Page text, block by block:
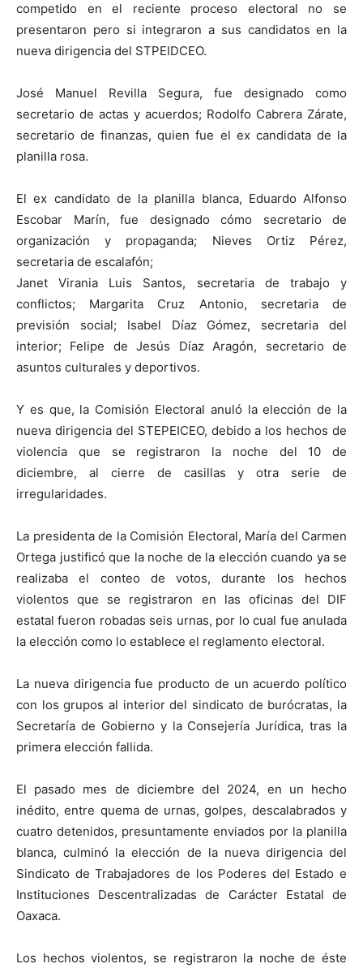
competido en el reciente proceso electoral no se
presentaron pero si integraron a sus candidatos en la
nueva dirigencia del STPEIDCEO.
José Manuel Revilla Segura, fue designado como
secretario de actas y acuerdos; Rodolfo Cabrera Zárate,
secretario de finanzas, quien fue el ex candidata de la
planilla rosa.
El ex candidato de la planilla blanca, Eduardo Alfonso
Escobar Marín, fue designado cómo secretario de
organización y propaganda; Nieves Ortiz Pérez,
secretaria de escalafón;
Janet Virania Luis Santos, secretaria de trabajo y
conflictos; Margarita Cruz Antonio, secretaria de
previsión social; Isabel Díaz Gómez, secretaria del
interior; Felipe de Jesús Díaz Aragón, secretario de
asuntos culturales y deportivos.
Y es que, la Comisión Electoral anuló la elección de la
nueva dirigencia del STEPEICEO, debido a los hechos de
violencia que se registraron la noche del 10 de
diciembre, al cierre de casillas y otra serie de
irregularidades.
La presidenta de la Comisión Electoral, María del Carmen
Ortega justificó que la noche de la elección cuando ya se
realizaba el conteo de votos, durante los hechos
violentos que se registraron en las oficinas del DIF
estatal fueron robadas seis urnas, por lo cual fue anulada
la elección como lo establece el reglamento electoral.
La nueva dirigencia fue producto de un acuerdo político
con los grupos al interior del sindicato de burócratas, la
Secretaría de Gobierno y la Consejería Jurídica, tras la
primera elección fallida.
El pasado mes de diciembre del 2024, en un hecho
inédito, entre quema de urnas, golpes, descalabrados y
cuatro detenidos, presuntamente enviados por la planilla
blanca, culminó la elección de la nueva dirigencia del
Sindicato de Trabajadores de los Poderes del Estado e
Instituciones Descentralizadas de Carácter Estatal de
Oaxaca.
Los hechos violentos, se registraron la noche de éste